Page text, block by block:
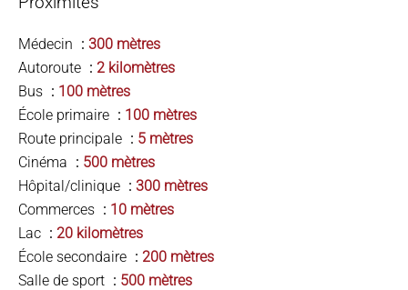
Médecin
300 mètres
Autoroute
2 kilomètres
Bus
100 mètres
École primaire
100 mètres
Route principale
5 mètres
Cinéma
500 mètres
Hôpital/clinique
300 mètres
Commerces
10 mètres
Lac
20 kilomètres
École secondaire
200 mètres
Salle de sport
500 mètres